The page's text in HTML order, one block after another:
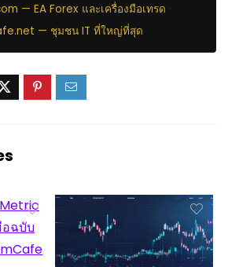
— EA Forex และเครื่องมือเทรด ·
— ชุมชน IT ที่ใหญ่ที่สุด